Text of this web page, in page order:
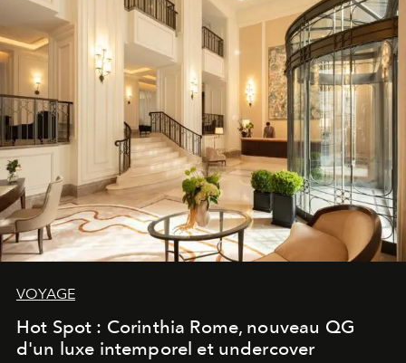
VOYAGE
Hot Spot : Corinthia Rome, nouveau QG
d'un luxe intemporel et undercover